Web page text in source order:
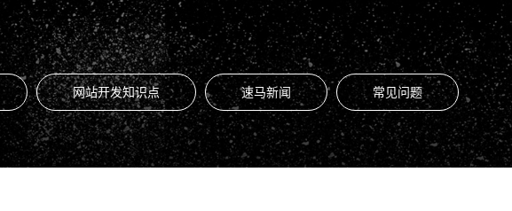
网站开发知识点 速马新闻 常见问题